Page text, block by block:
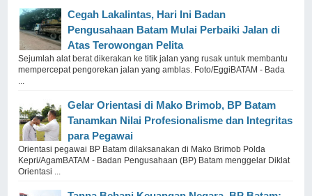
Cegah Lakalintas, Hari Ini Badan
Pengusahaan Batam Mulai Perbaiki Jalan di
Atas Terowongan Pelita
Sejumlah alat berat dikerakan ke titik jalan yang rusak untuk membantu
mempercepat pengorekan jalan yang amblas. Foto/EggiBATAM - Bada
...
Gelar Orientasi di Mako Brimob, BP Batam
Tanamkan Nilai Profesionalisme dan Integritas
para Pegawai
Orientasi pegawai BP Batam dilaksanakan di Mako Brimob Polda
Kepri/AgamBATAM - Badan Pengusahaan (BP) Batam menggelar Diklat
Orientasi ...